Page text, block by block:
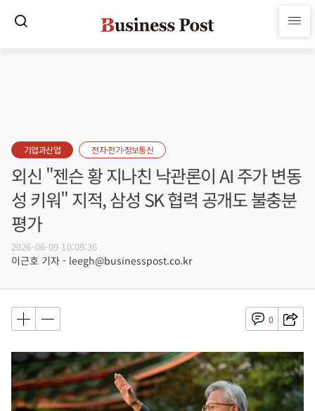
기업과산업 전자·전기·정보통신
외신 "젠슨 황 지나친 낙관론이 AI 주가 변동
성 키워" 지적, 삼성 SK 협력 공개도 불충분
평가
2026-06-09 10:09:36
이근호 기자 - leegh@businesspost.co.kr
0